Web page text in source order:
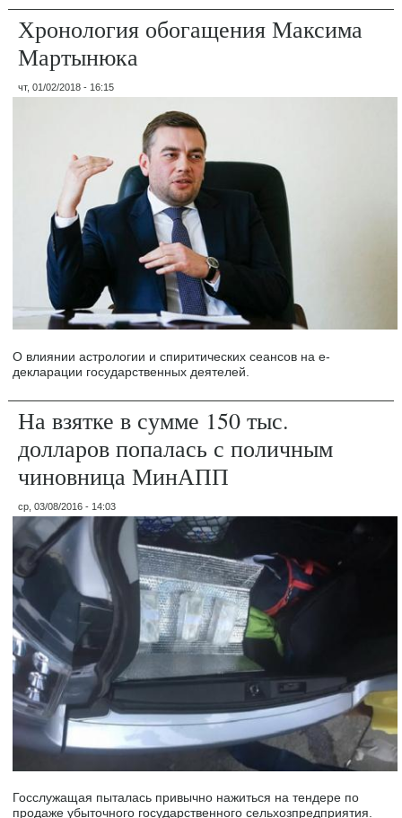
Хронология обогащения Максима
Мартынюка
чт, 01/02/2018 - 16:15
О влиянии астрологии и спиритических сеансов на е-
декларации государственных деятелей.
На взятке в сумме 150 тыс.
долларов попалась с поличным
чиновница МинАПП
ср, 03/08/2016 - 14:03
Госслужащая пыталась привычно нажиться на тендере по
продаже убыточного государственного сельхозпредприятия.